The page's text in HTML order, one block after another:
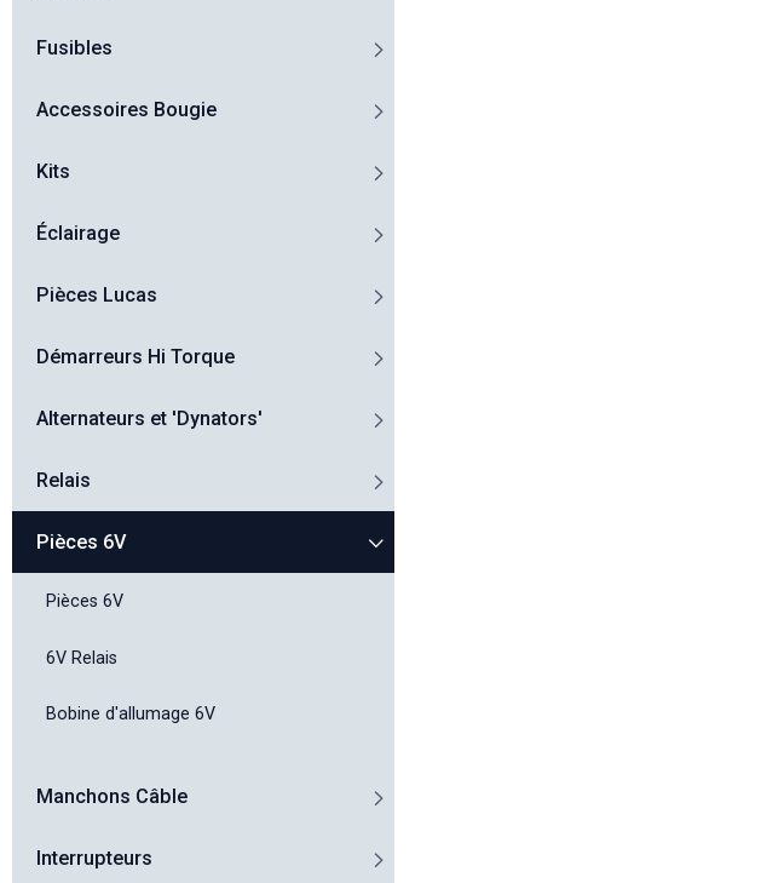
Fusibles
Accessoires Bougie
Kits
Éclairage
Pièces Lucas
Démarreurs Hi Torque
Alternateurs et 'Dynators'
Relais
Pièces 6V
Pièces 6V
6V Relais
Bobine d'allumage 6V
Manchons Câble
Interrupteurs